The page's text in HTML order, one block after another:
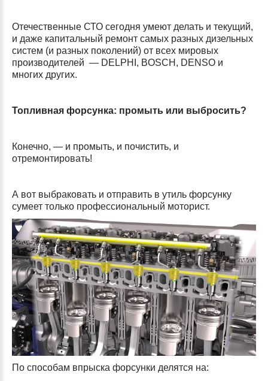
Отечественные СТО сегодня умеют делать и текущий,
и даже капитальный ремонт самых разных дизельных
систем (и разных поколений) от всех мировых
производителей — DELPHI, BOSCH, DENSO и
многих других.
Топливная форсунка: промыть или выбросить?
Конечно, — и промыть, и почистить, и
отремонтировать!
А вот выбраковать и отправить в утиль форсунку
сумеет только профессиональный моторист.
По способам впрыска форсунки делятся на: